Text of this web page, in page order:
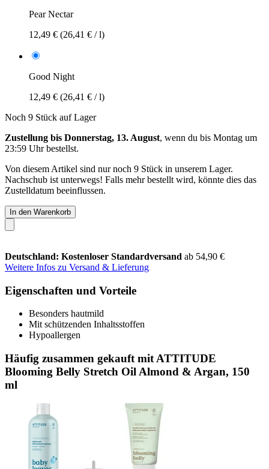
Pear Nectar
12,49 € (26,41 € / l)
Good Night
12,49 € (26,41 € / l)
Noch 9 Stück auf Lager
Zustellung bis Donnerstag, 13. August, wenn du bis Montag um
23:59 Uhrbestellst.
Von diesem Artikel sind nur noch 9 Stück in unserem Lager.
Nachschub ist unterwegs! Falls mehr bestellt wird, könnte dies das
Zustelldatum beeinflussen.
In den Warenkorb
Deutschland: Kostenloser Standardversand ab 54,90 €
Weitere Infos zu Versand & Lieferung
Eigenschaften und Vorteile
Besonders hautmild
Mit schützenden Inhaltsstoffen
Hypoallergen
Häufig zusammen gekauft mit ATTITUDE
Blooming Belly Stretch Oil Almond & Argan, 150
ml